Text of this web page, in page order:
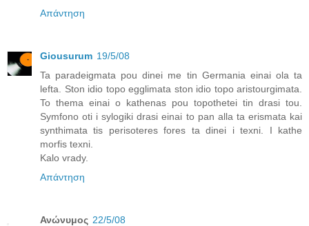
Απάντηση
Giousurum 19/5/08
Ta paradeigmata pou dinei me tin Germania einai ola ta
lefta. Ston idio topo egglimata ston idio topo aristourgimata.
To thema einai o kathenas pou topothetei tin drasi tou.
Symfono oti i sylogiki drasi einai to pan alla ta erismata kai
synthimata tis perisoteres fores ta dinei i texni. I kathe
morfis texni.
Kalo vrady.
Απάντηση
Ανώνυμος 22/5/08